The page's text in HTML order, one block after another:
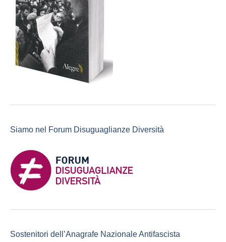
Siamo nel Forum Disuguaglianze Diversità
Sostenitori dell’Anagrafe Nazionale Antifascista